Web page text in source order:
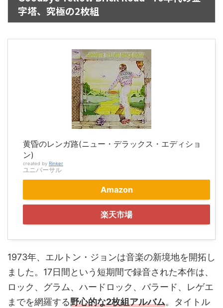
字塔、究極の2枚組
黄昏のレンガ路(ニュー・デラックス・エディショ
ン)
created by Rinker
ユニバーサル
Amazon
楽天市場
1973年、エルトン・ジョンは音楽の新境地を開拓し
ました。17日間という短期間で録音された本作は、
ロック、グラム、ハードロック、バラード、レゲエ
までを網羅する野心的な2枚組アルバム。タイトル